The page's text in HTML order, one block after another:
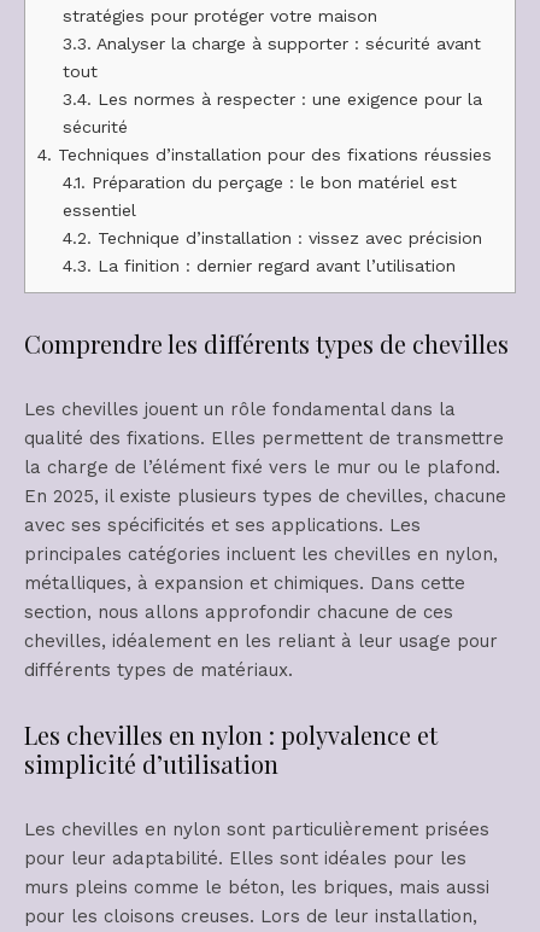
stratégies pour protéger votre maison
3.3. Analyser la charge à supporter : sécurité avant
tout
3.4. Les normes à respecter : une exigence pour la
sécurité
4. Techniques d’installation pour des fixations réussies
4.1. Préparation du perçage : le bon matériel est
essentiel
4.2. Technique d’installation : vissez avec précision
4.3. La finition : dernier regard avant l’utilisation
Comprendre les différents types de chevilles
Les chevilles jouent un rôle fondamental dans la
qualité des fixations. Elles permettent de transmettre
la charge de l’élément fixé vers le mur ou le plafond.
En 2025, il existe plusieurs types de chevilles, chacune
avec ses spécificités et ses applications. Les
principales catégories incluent les chevilles en nylon,
métalliques, à expansion et chimiques. Dans cette
section, nous allons approfondir chacune de ces
chevilles, idéalement en les reliant à leur usage pour
différents types de matériaux.
Les chevilles en nylon : polyvalence et
simplicité d’utilisation
Les chevilles en nylon sont particulièrement prisées
pour leur adaptabilité. Elles sont idéales pour les
murs pleins comme le béton, les briques, mais aussi
pour les cloisons creuses. Lors de leur installation,